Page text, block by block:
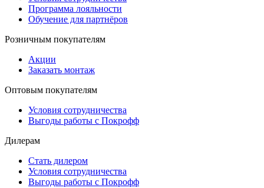
Программа лояльности
Обучение для партнёров
Розничным покупателям
Акции
Заказать монтаж
Оптовым покупателям
Условия сотрудничества
Выгоды работы с Покрофф
Дилерам
Стать дилером
Условия сотрудничества
Выгоды работы с Покрофф